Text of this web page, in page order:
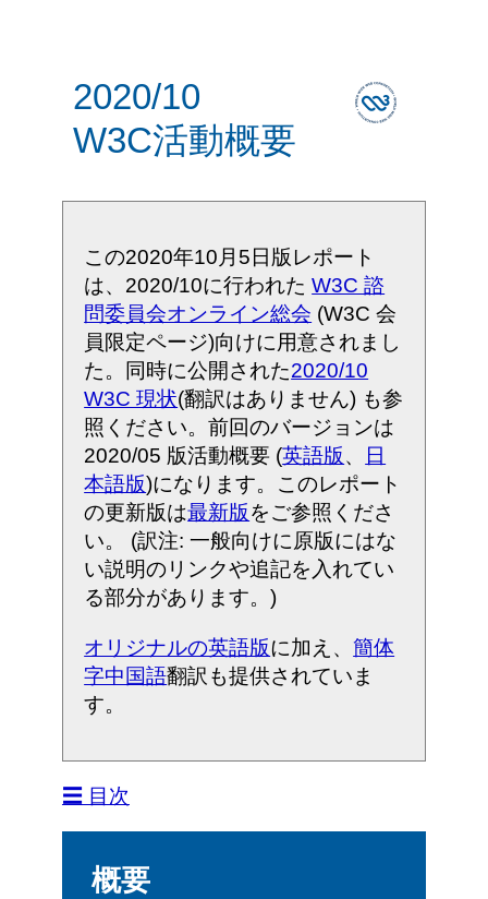
2020/10
W3C活動概要
この2020年10月5日版レポート
は、2020/10に行われたW3C 諮
問委員会オンライン総会 (W3C 会
員限定ページ)向けに用意されまし
た。同時に公開された2020/10
W3C 現状(翻訳はありません) も参
照ください。前回のバージョンは
2020/05 版活動概要 (英語版、
日
本語版)になります。このレポート
の更新版は最新版をご参照くださ
い。 (訳注: 一般向けに原版にはな
い説明のリンクや追記を入れてい
る部分があります。)
オリジナルの英語版に加え、簡体
字中国語翻訳も提供されていま
す。
☰ 目次
概要